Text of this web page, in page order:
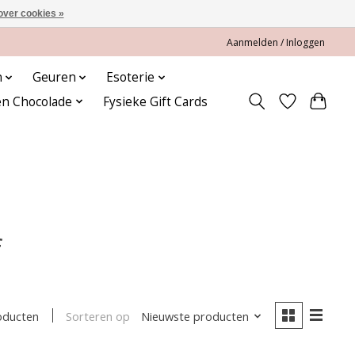
Aanmelden / Inloggen
Geuren
Esoterie
Chocolade
Fysieke Gift Cards
Sorteren op Nieuwste producten
cookies »